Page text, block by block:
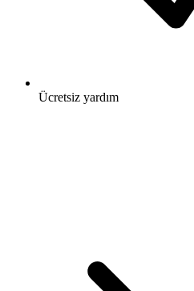
Ücretsiz yardım